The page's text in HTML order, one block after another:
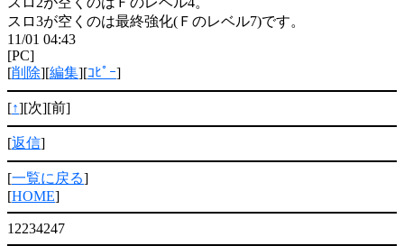
スロ3が空くのは最終強化(Ｆのレベル7)です。
11/01 04:43
[PC]
[削除][編集][ｺﾋﾟｰ]
[↑][次][前]
[返信]
[一覧に戻る]
[HOME]
12234247